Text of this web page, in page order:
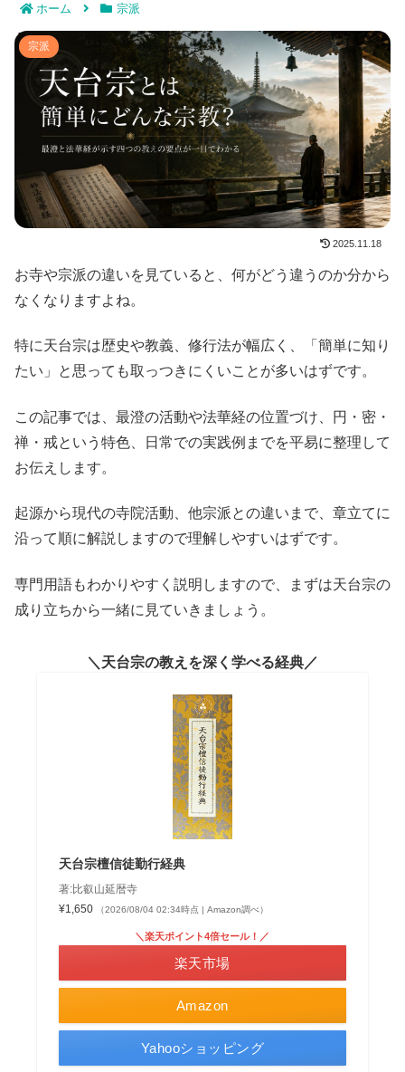
ホーム 宗派
天台宗とは簡単にどんな宗教？最澄と法華経が示す四つ
の教えの要点が一目でわかる
宗派
2025.11.18
お寺や宗派の違いを見ていると、何がどう違うのか分から
なくなりますよね。
特に天台宗は歴史や教義、修行法が幅広く、「簡単に知り
たい」と思っても取っつきにくいことが多いはずです。
この記事では、最澄の活動や法華経の位置づけ、円・密・
禅・戒という特色、日常での実践例までを平易に整理して
お伝えします。
起源から現代の寺院活動、他宗派との違いまで、章立てに
沿って順に解説しますので理解しやすいはずです。
専門用語もわかりやすく説明しますので、まずは天台宗の
成り立ちから一緒に見ていきましょう。
天台宗の教えを深く学べる経典
天台宗檀信徒勤行経典
著:比叡山延暦寺
¥1,650
（2026/08/04 02:34時点 | Amazon調べ）
Amazon
＼楽天ポイント4倍セール！／
楽天市場
Yahooショッピング